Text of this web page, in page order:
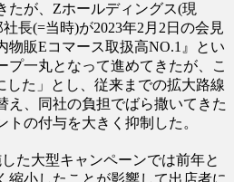
たが、Zホールディングス(現
長(=当時)が2023年2月2日の会見
物販Eコマース取扱高NO.1』とい
プ一丸となって進めてきたが、こ
した」とし、従来までの拡大路線
え、同社の負担でばら撒いてきた
の付与を大きく抑制した。
大型キャンペーンでは前年と